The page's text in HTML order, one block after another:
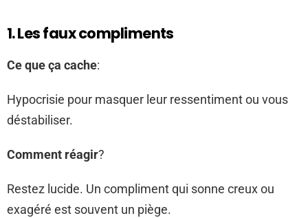
1. Les faux compliments
Ce que ça cache:
Hypocrisie pour masquer leur ressentiment ou vous
déstabiliser.
Comment réagir?
Restez lucide. Un compliment qui sonne creux ou
exagéré est souvent un piège.